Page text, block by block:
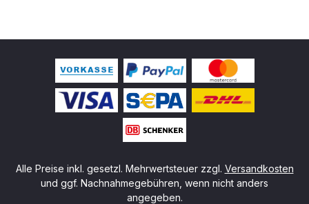
Alle Preise inkl. gesetzl. Mehrwertsteuer zzgl. Versandkosten
und ggf. Nachnahmegebühren, wenn nicht anders
angegeben.